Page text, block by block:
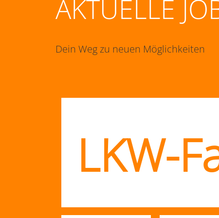
AKTUELLE
Dein Weg zu neuen Möglichkeiten
LKW-